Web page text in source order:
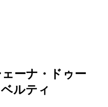
ーナ・ドゥー
ルティ